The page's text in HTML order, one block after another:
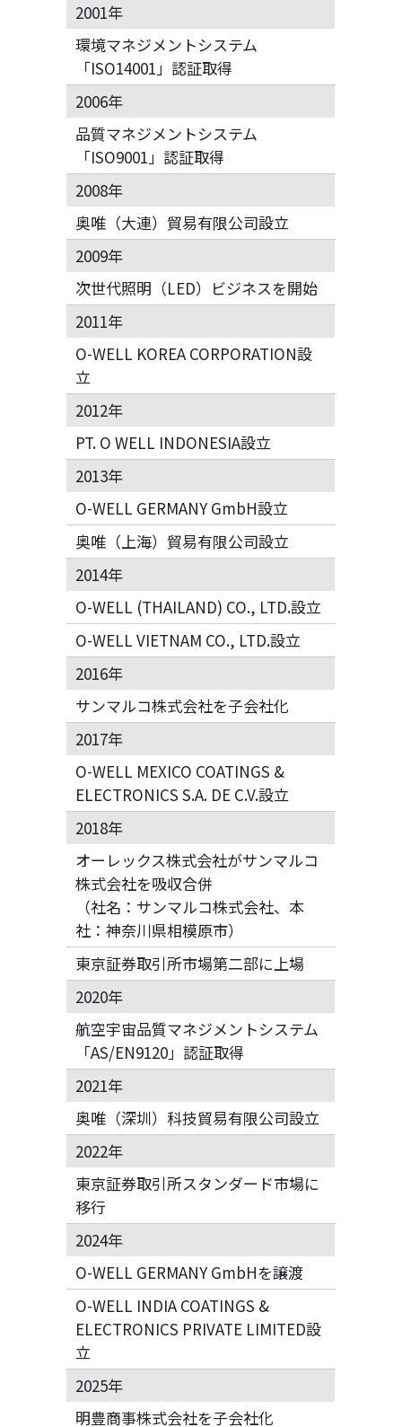
2001年
環境マネジメントシステム
「ISO14001」認証取得
2006年
品質マネジメントシステム
「ISO9001」認証取得
2008年
奥唯（大連）貿易有限公司設立
2009年
次世代照明（LED）ビジネスを開始
2011年
O-WELL KOREA CORPORATION設
立
2012年
PT. O WELL INDONESIA設立
2013年
O-WELL GERMANY GmbH設立
奥唯（上海）貿易有限公司設立
2014年
O-WELL (THAILAND) CO., LTD.設立
O-WELL VIETNAM CO., LTD.設立
2016年
サンマルコ株式会社を子会社化
2017年
O-WELL MEXICO COATINGS &
ELECTRONICS S.A. DE C.V.設立
2018年
オーレックス株式会社がサンマルコ
株式会社を吸収合併
（社名：サンマルコ株式会社、本
社：神奈川県相模原市）
東京証券取引所市場第二部に上場
2020年
航空宇宙品質マネジメントシステム
「AS/EN9120」認証取得
2021年
奥唯（深圳）科技貿易有限公司設立
2022年
東京証券取引所スタンダード市場に
移行
2024年
O-WELL GERMANY GmbHを譲渡
O-WELL INDIA COATINGS &
ELECTRONICS PRIVATE LIMITED設
立
2025年
明豊商事株式会社を子会社化